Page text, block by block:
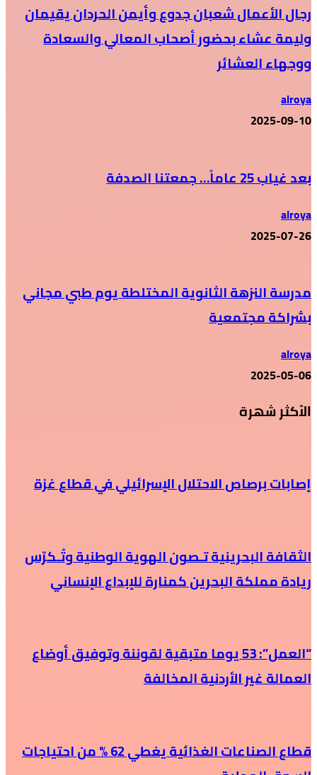
رجال الأعمال شعبان جدوع وأيمن الحردان يقيمان
وليمة عشاء بحضور أصحاب المعالي والسعادة
ووجهاء العشائر
alroya
2025-09-10
بعد غياب 25 عاماً… جمعتنا الصدفة
alroya
2025-07-26
مدرسة النزهة الثانوية المختلطة يوم طبي مجاني
بشراكة مجتمعية
alroya
2025-05-06
الأكثر شهرة
إصابات برصاص الاحتلال الإسرائيلي في قطاع غزة
الثقافة البحرينية تـصون الهوية الوطنية وتُـكرّس
ريادة مملكة البحرين كمنارة للإبداع الإنساني
“العمل”: 53 يوما متبقية لقوننة وتوفيق أوضاع
العمالة غير الأردنية المخالفة
قطاع الصناعات الغذائية يغطي 62 % من احتياجات